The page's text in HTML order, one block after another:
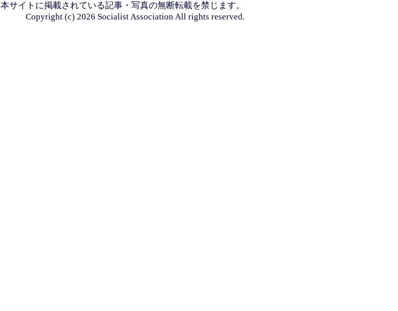
本サイトに掲載されている記事・写真の無断転載を禁じます。
Copyright (c) 2026 Socialist Association All rights reserved.